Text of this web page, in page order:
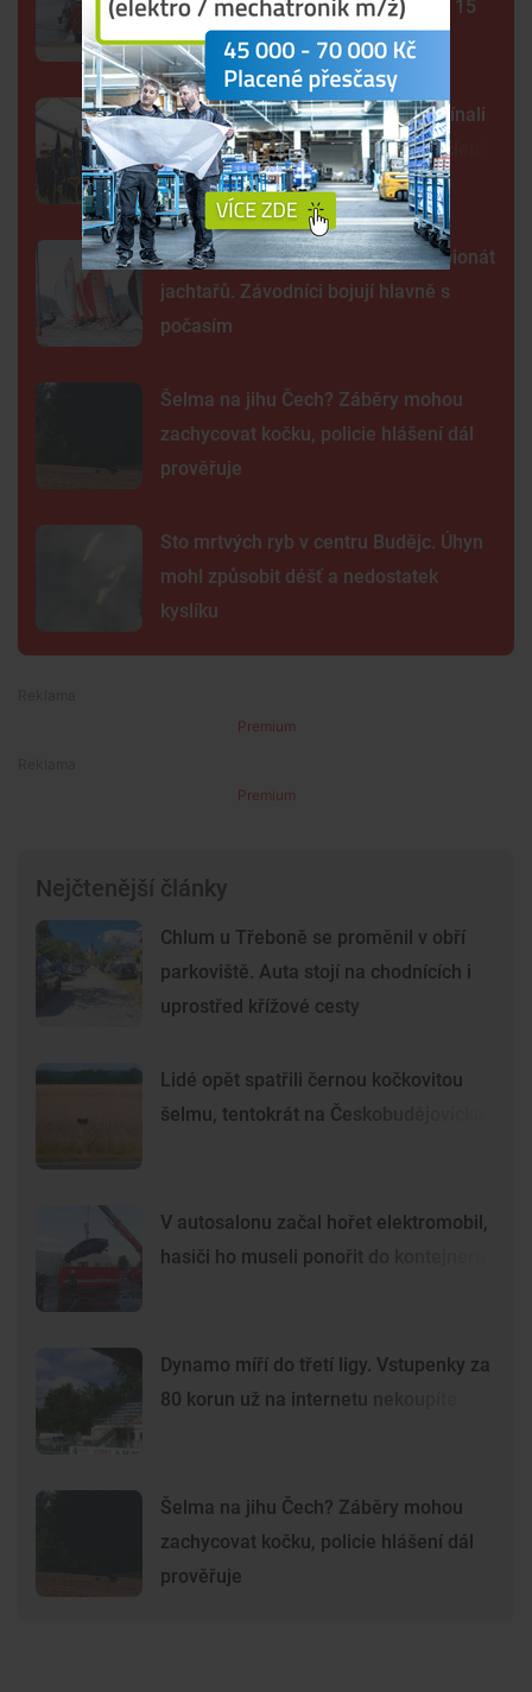
záchranáři využili přívoz, ušetří až 15
minut
Hasiči z Mokrého slaví sto let. Začínali
s ruční stříkačkou, dnes mají 130 členů
Lipno poprvé hostí evropský šampionát
jachtařů. Závodníci bojují hlavně s
počasím
Šelma na jihu Čech? Záběry mohou
zachycovat kočku, policie hlášení dál
prověřuje
Sto mrtvých ryb v centru Budějc. Úhyn
mohl způsobit déšť a nedostatek
kyslíku
Premium
Premium
Nejčtenější články
Chlum u Třeboně se proměnil v obří
parkoviště. Auta stojí na chodnících i
uprostřed křížové cesty
Lidé opět spatřili černou kočkovitou
šelmu, tentokrát na Českobudějovicku
V autosalonu začal hořet elektromobil,
hasiči ho museli ponořit do kontejneru
Dynamo míří do třetí ligy. Vstupenky za
80 korun už na internetu nekoupíte
Šelma na jihu Čech? Záběry mohou
zachycovat kočku, policie hlášení dál
prověřuje